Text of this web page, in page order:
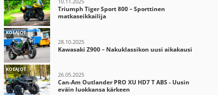
Triumph Tiger Sport 800 – Sporttinen
matkaseikkailija
KOEAJOT
28.10.2025
Kawasaki Z900 – Nakuklassikon uusi aikakausi
KOEAJOT
26.05.2025
Can-Am Outlander PRO XU HD7 T ABS - Uusin
eväin luokkansa kärkeen